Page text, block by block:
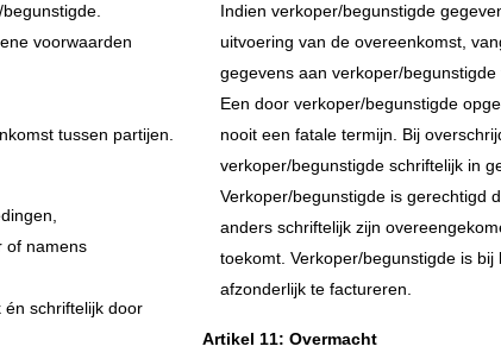
voorwaarden
tussen partijen.
of namens
én schriftelijk door
Indien verkoper/begunstigde
uitvoering van de overeenkomst,
gegevens aan verkoper/begunstigde
Een door verkoper/begunstigde
nooit een fatale termijn. Bij
verkoper/begunstigde schriftelijk in
Verkoper/begunstigde is gerechtigd
anders schriftelijk zijn
toekomt. Verkoper/begunstigde is
afzonderlijk te factureren.
Artikel 11: Overmacht